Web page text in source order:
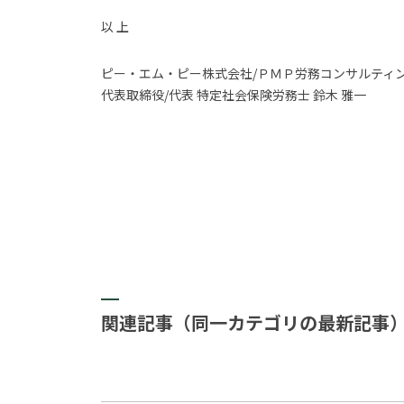
以 上
ピー・エム・ピー株式会社/ＰＭＰ労務コンサルティ
代表取締役/代表 特定社会保険労務士 鈴木 雅一
関連記事（同一カテゴリの最新記事）